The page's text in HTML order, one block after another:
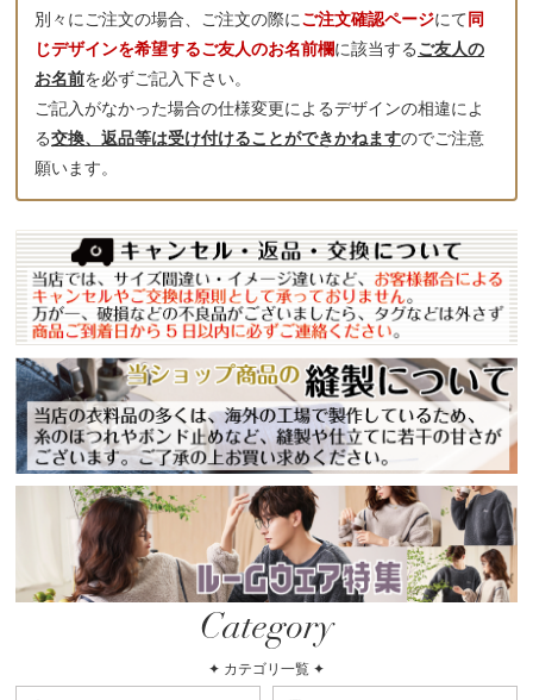
別々にご注文の場合、ご注文の際にご注文確認ページにて同
じデザインを希望するご友人のお名前欄に該当するご友人の
お名前を必ずご記入下さい。
ご記入がなかった場合の仕様変更によるデザインの相違によ
る交換、返品等は受け付けることができかねますのでご注意
願います。
Category
✦ カテゴリ一覧 ✦